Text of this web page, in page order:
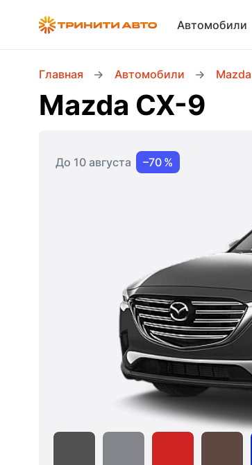
Автомобили
Главная Автомобили Mazda
Mazda CX-9
До 10 августа
–70 %